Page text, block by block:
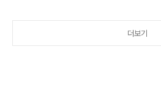
마나 심각한 것인지를 적나라하게 보여주며 매니아들
더보기